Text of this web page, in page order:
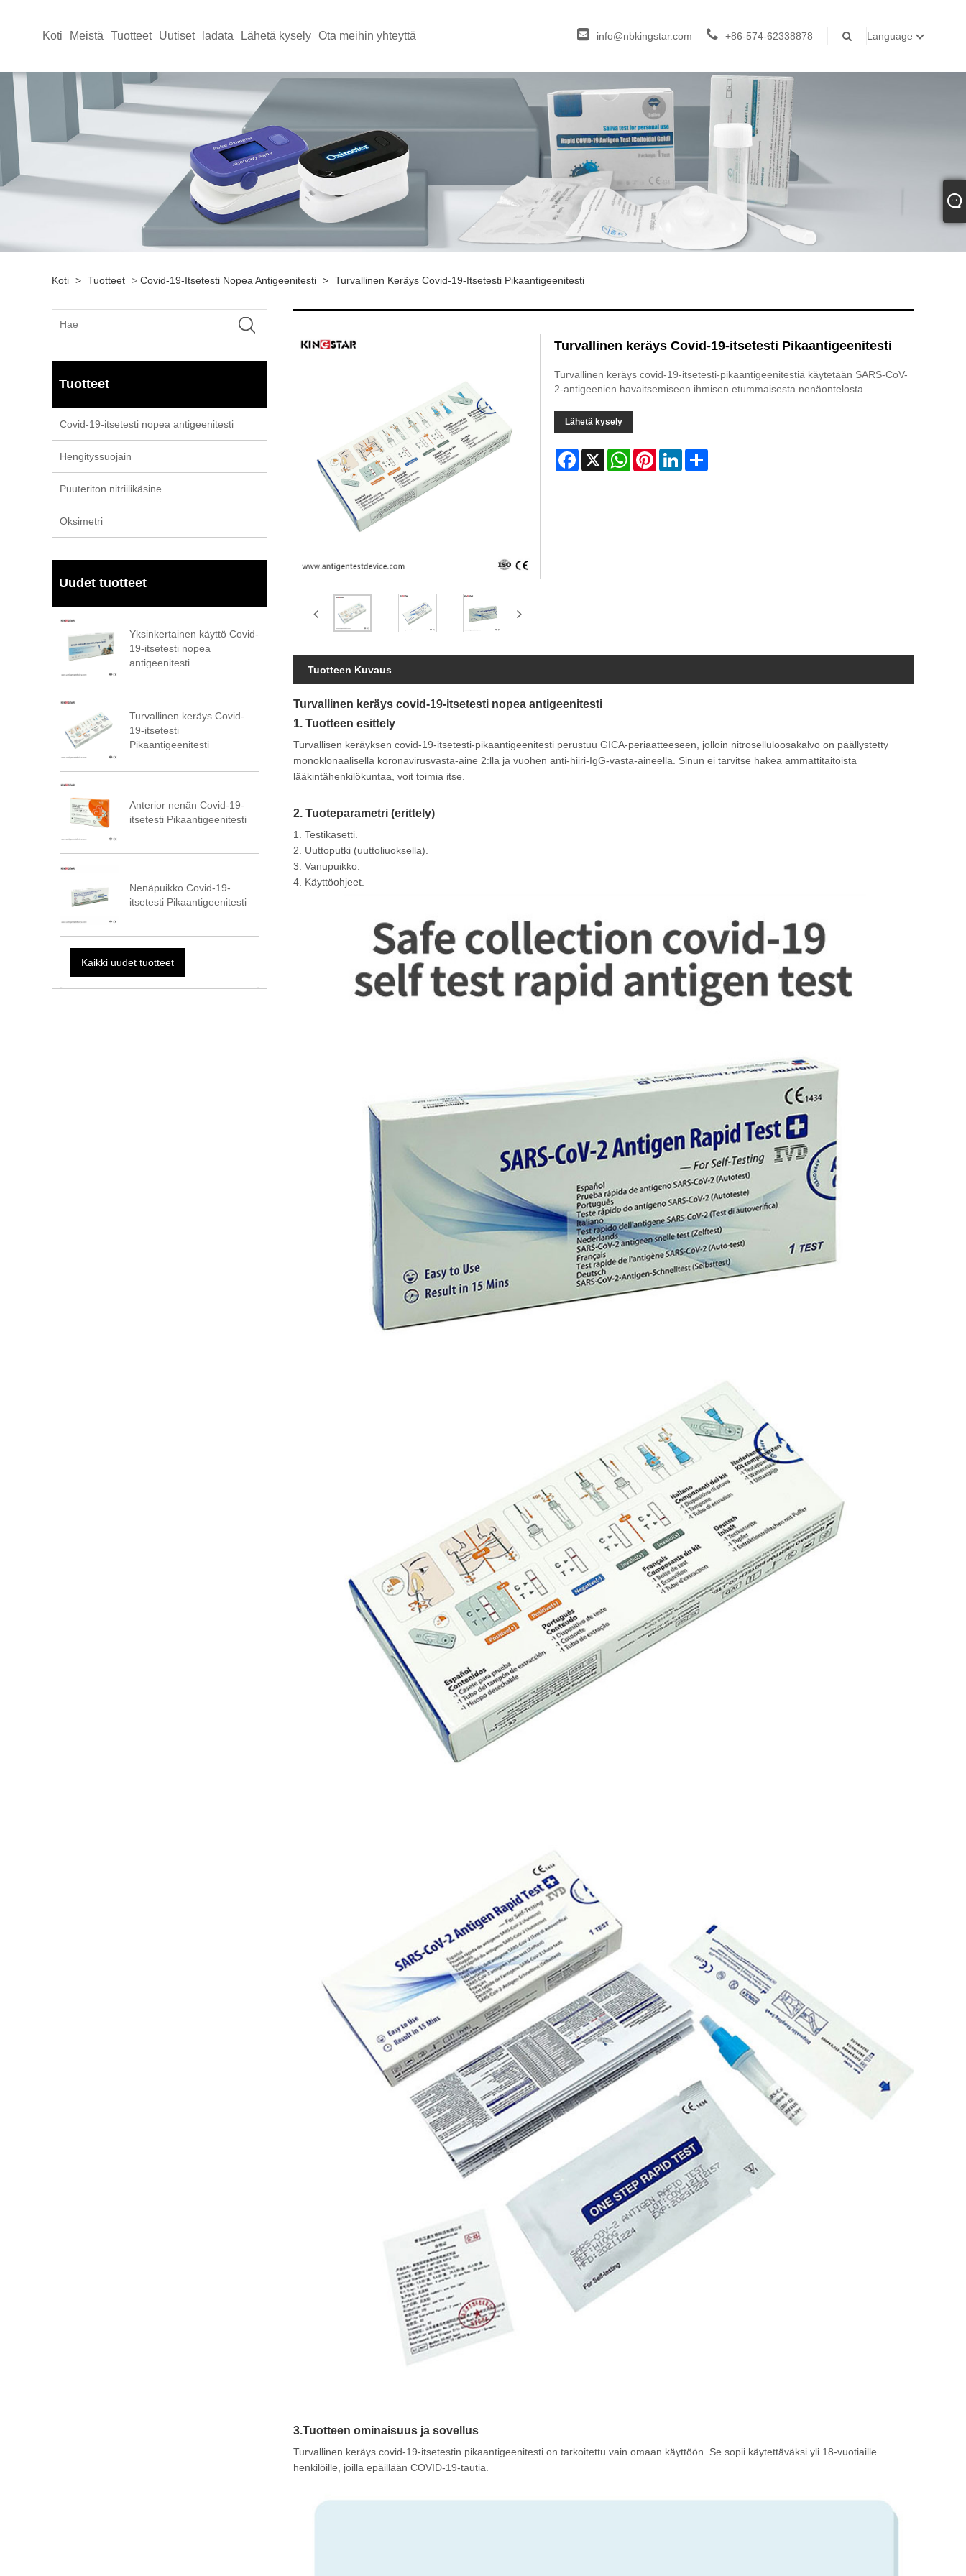
Koti Meistä Tuotteet Uutiset ladata Lähetä kysely Ota meihin yhteyttä info@nbkingstar.com +86-574-62338878 Language
Koti > Tuotteet > Covid-19-Itsetesti Nopea Antigeenitesti > Turvallinen Keräys Covid-19-Itsetesti Pikaantigeenitesti
Tuotteet
Covid-19-itsetesti nopea antigeenitesti
Hengityssuojain
Puuteriton nitriilikäsine
Oksimetri
Uudet tuotteet
Yksinkertainen käyttö Covid-
19-itsetesti nopea
antigeenitesti
Turvallinen keräys Covid-
19-itsetesti
Pikaantigeenitesti
Anterior nenän Covid-19-
itsetesti Pikaantigeenitesti
Nenäpuikko Covid-19-
itsetesti Pikaantigeenitesti
Kaikki uudet tuotteet
Turvallinen keräys Covid-19-itsetesti Pikaantigeenitesti
Turvallinen keräys covid-19-itsetesti-pikaantigeenitestiä käytetään SARS-CoV-
2-antigeenien havaitsemiseen ihmisen etummaisesta nenäontelosta.
Lähetä kysely
Facebook
X WhatsAppPinterestLinkedInShare
Tuotteen Kuvaus
Turvallinen keräys covid-19-itsetesti nopea antigeenitesti
1. Tuotteen esittely
Turvallisen keräyksen covid-19-itsetesti-pikaantigeenitesti perustuu GICA-periaatteeseen, jolloin nitroselluloosakalvo on päällystetty
monoklonaalisella koronavirusvasta-aine 2:lla ja vuohen anti-hiiri-IgG-vasta-aineella. Sinun ei tarvitse hakea ammattitaitoista
lääkintähenkilökuntaa, voit toimia itse.
2. Tuoteparametri (erittely)
1. Testikasetti.
2. Uuttoputki (uuttoliuoksella).
3. Vanupuikko.
4. Käyttöohjeet.
3.Tuotteen ominaisuus ja sovellus
Turvallinen keräys covid-19-itsetestin pikaantigeenitesti on tarkoitettu vain omaan käyttöön. Se sopii käytettäväksi yli 18-vuotiaille
henkilöille, joilla epäillään COVID-19-tautia.